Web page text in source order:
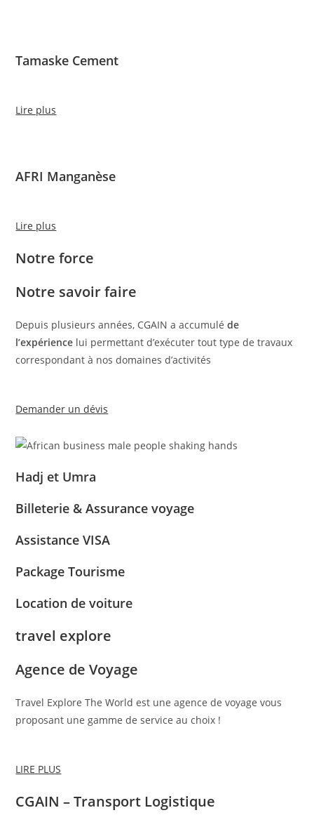
Tamaske Cement
Lire plus
AFRI Manganèse
Lire plus
Notre force
Notre savoir faire
Depuis plusieurs années, CGAIN a accumuléde
l’expérience lui permettant d’exécuter tout type de travaux
correspondant à nos domaines d’activités
Demander un dévis
Hadj et Umra
Billeterie & Assurance voyage
Assistance VISA
Package Tourisme
Location de voiture
travel explore
Agence de Voyage
Travel Explore The World est une agence de voyage vous
proposant une gamme de service au choix !
LIRE PLUS
CGAIN – Transport Logistique